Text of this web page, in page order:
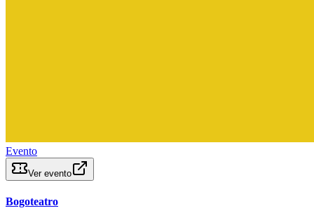
Evento
Ver evento
Bogoteatro